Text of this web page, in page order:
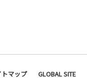
トマップ GLOBAL SITE